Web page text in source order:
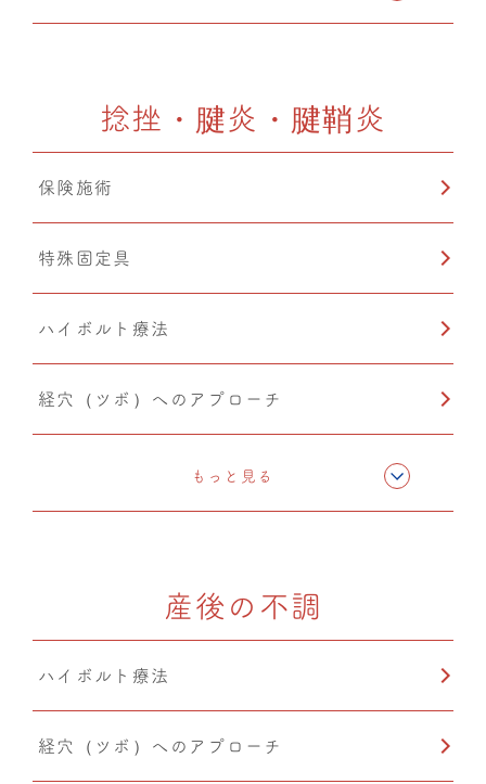
カッピング
温熱療法
猫背矯正
捻挫・腱炎・腱鞘炎
保険施術
特殊固定具
ハイボルト療法
経穴（ツボ）へのアプローチ
CMC筋膜ストレッチ（リリース）
温熱療法
もっと見る
産後の不調
ハイボルト療法
経穴（ツボ）へのアプローチ